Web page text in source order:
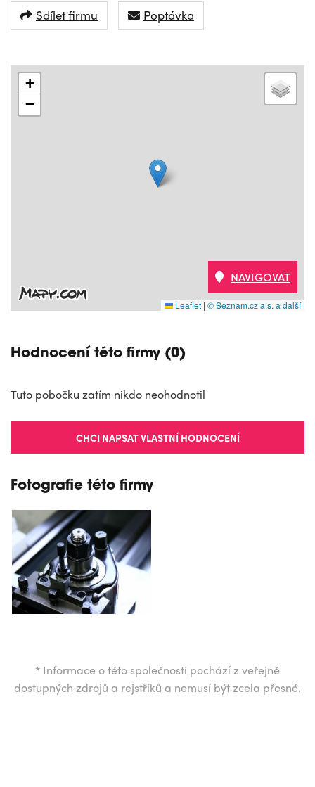
Sdílet firmu Poptávka
+
−
Leaflet | © Seznam.cz a.s. a další
NAVIGOVAT
Hodnocení této firmy (0)
Tuto pobočku zatím nikdo neohodnotil
CHCI NAPSAT VLASTNÍ HODNOCENÍ
Fotografie této firmy
* Informace o této společnosti pochází z veřejně
dostupných zdrojů a rejstříků a nemusí být zcela přesné.